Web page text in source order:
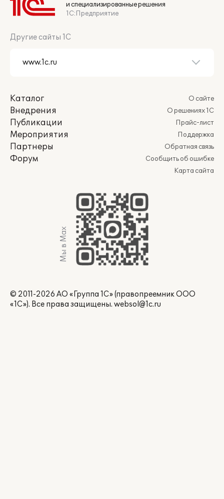
и специализированные решения
1С:Предприятие
Другие сайты 1С
Каталог
Внедрения
Публикации
Мероприятия
Партнеры
Форум
О сайте
О решениях 1С
Прайс-лист
Поддержка
Обратная связь
Сообщить об ошибке
Карта сайта
Мы в Max
© 2011-2026 АО «Группа 1С» (правопреемник ООО
«1С»). Все права защищены. websol@1c.ru